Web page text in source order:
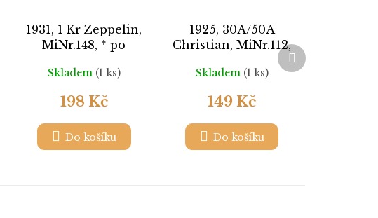
1931, 1 Kr Zeppelin,
MiNr.148, * po
Skladem (1 ks)
198 Kč
Do košíku
1925, 30A/50A
Christian, MiNr.112,
Skladem (1 ks)
149 Kč
Do košíku
Další
produkt